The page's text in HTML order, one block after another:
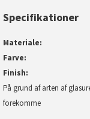
Specifikationer
Materiale
Farve
Finish
På grund af arten af
forekomme